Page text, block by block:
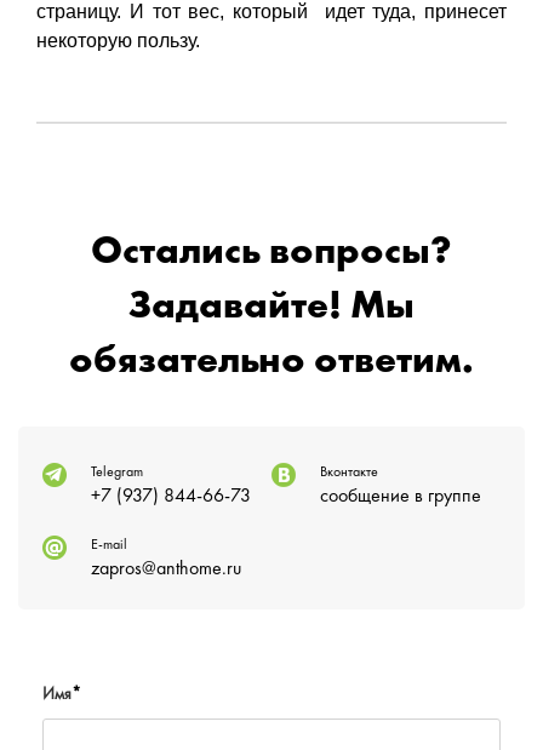
страницу. И тот вес, который идет туда, принесет
некоторую пользу.
Остались вопросы?
Задавайте! Мы
обязательно ответим.
Telegram
+7 (937) 844-66-73
Вконтакте
сообщение в группе
E-mail
zapros@anthome.ru
Имя*